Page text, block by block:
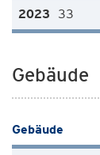
33
Gebäude
Gebäude